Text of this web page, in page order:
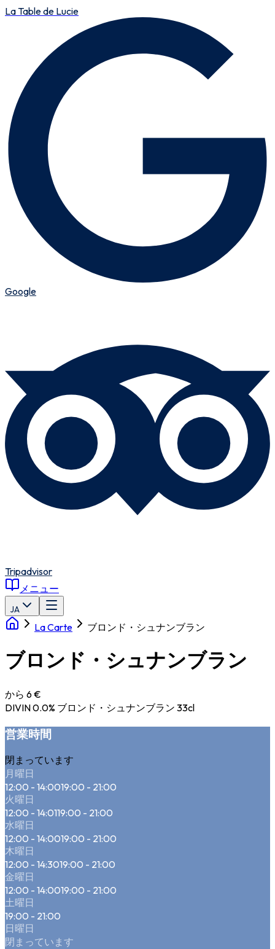
La Table de Lucie
Google
Tripadvisor
メニュー
JA
La Carte ブロンド・シュナンブラン
ブロンド・シュナンブラン
から 6 €
DIVIN 0.0% ブロンド・シュナンブラン 33cl
営業時間
閉まっています
月曜日
12:00 - 14:0019:00 - 21:00
火曜日
12:00 - 14:0119:00 - 21:00
水曜日
12:00 - 14:0019:00 - 21:00
木曜日
12:00 - 14:3019:00 - 21:00
金曜日
12:00 - 14:0019:00 - 21:00
土曜日
19:00 - 21:00
日曜日
閉まっています